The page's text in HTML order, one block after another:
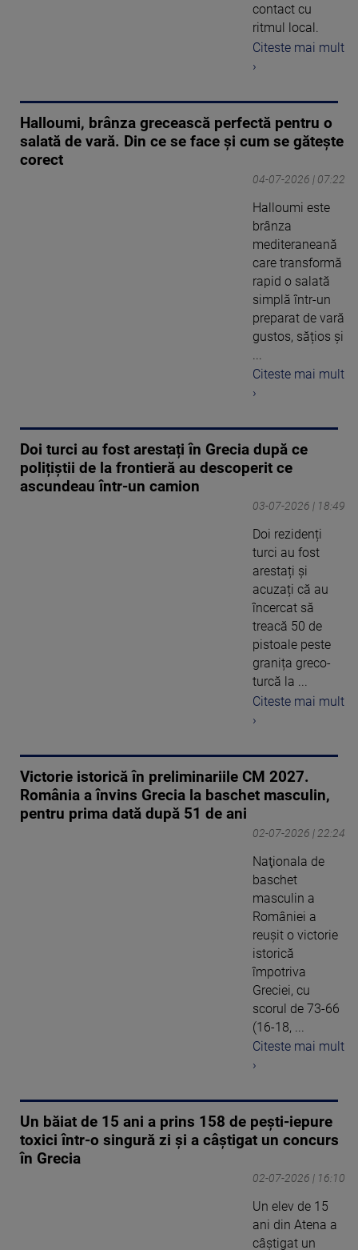
contact cu
ritmul local.
Citeste mai mult
›
Halloumi, brânza grecească perfectă pentru o
salată de vară. Din ce se face și cum se gătește
corect
04-07-2026 | 07:22
Halloumi este
brânza
mediteraneană
care transformă
rapid o salată
simplă într-un
preparat de vară
gustos, sățios și
Citeste mai mult
›
Doi turci au fost arestați în Grecia după ce
polițiștii de la frontieră au descoperit ce
ascundeau într-un camion
03-07-2026 | 18:49
Doi rezidenți
turci au fost
arestați și
acuzați că au
încercat să
treacă 50 de
pistoale peste
granița greco-
turcă la ...
Citeste mai mult
›
Victorie istorică în preliminariile CM 2027.
România a învins Grecia la baschet masculin,
pentru prima dată după 51 de ani
02-07-2026 | 22:24
Naţionala de
baschet
masculin a
României a
reuşit o victorie
istorică
împotriva
Greciei, cu
scorul de 73-66
(16-18, ...
Citeste mai mult
›
Un băiat de 15 ani a prins 158 de pești-iepure
toxici într-o singură zi și a câștigat un concurs
în Grecia
02-07-2026 | 16:10
Un elev de 15
ani din Atena a
câștigat un